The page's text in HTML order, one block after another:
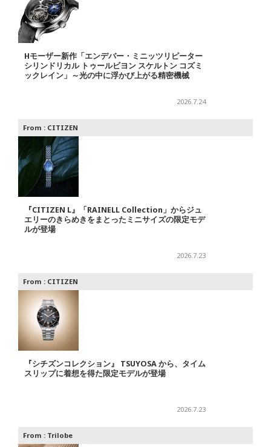
Hモーザー新作「エンデバー・ミニッツリピーター
シリンドリカル トゥールビヨン スケルトン コズミ
ックレイン」～光の中に浮かび上がる精密機械
2026.7.24
From : CITIZEN
『CITIZEN L』「RAINELL Collection」からジュ
エリーのきらめきをまとったミニサイズの限定モデ
ルが登場
2026.7.23
From : CITIZEN
『シチズンコレクション』 TSUYOSA から、タイム
スリップに着想を得た限定モデルが登場
2026.7.23
From : Trilobe